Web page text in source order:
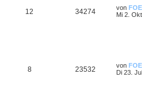
12 34274 von FOE
Mi 2.
8 23532 von FOE
Di 23.